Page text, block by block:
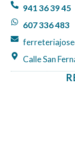
941 36 39 45
607 336 483
Calle San